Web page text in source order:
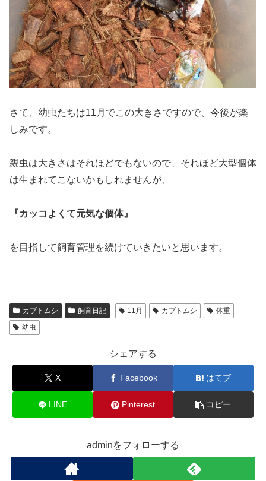
さて、幼虫たちは11月でこの大きさですので、今後が楽
しみです。
親虫は大きさはそれほどでもないので、それほど大型個体
は生まれてこないかもしれませんが、
『カッコよくて元気な個体』
を目指して飼育管理を続けていきたいと思います。
カブトムシ 飼育日記 11月 カブトムシ
体重
幼虫
シェアする
X Facebook はてブ
LINE Pinterest コピー
adminをフォローする